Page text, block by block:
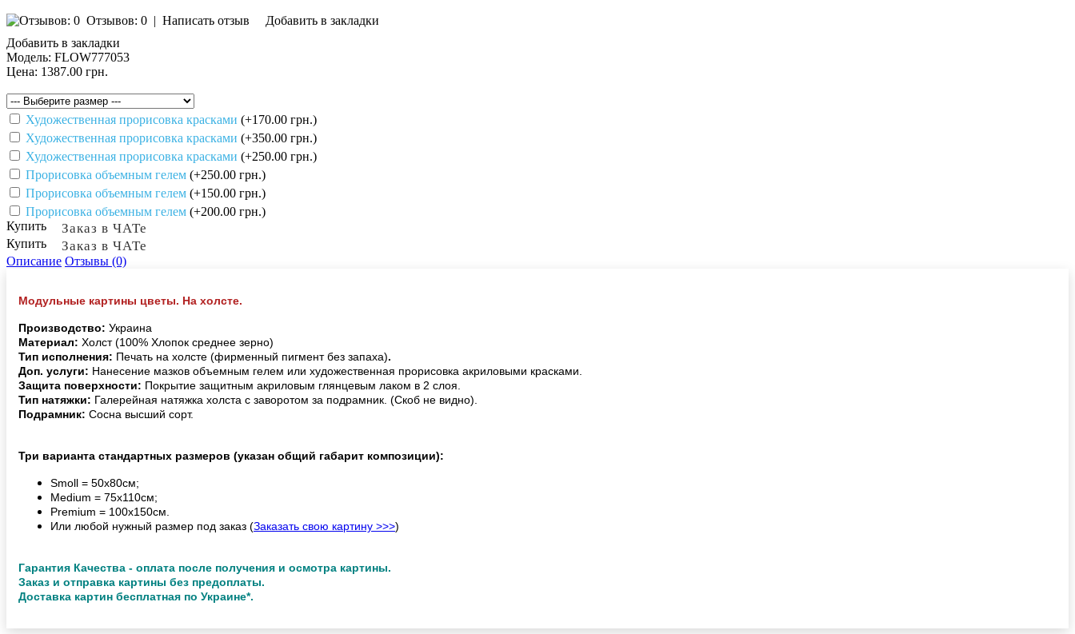
Отзывов: 0 | Написать отзыв
Добавить в закладки
Добавить в закладки
Модель: FLOW777053
Цена: 1387.00 грн.
Художественная прорисовка красками (+170.00 грн.)
Художественная прорисовка красками (+350.00 грн.)
Художественная прорисовка красками (+250.00 грн.)
Прорисовка объемным гелем (+250.00 грн.)
Прорисовка объемным гелем (+150.00 грн.)
Прорисовка объемным гелем (+200.00 грн.)
Купить
Заказ в ЧАТе
Купить Заказ в ЧАТе
Описание Отзывы (0)
Модульные картины цветы. На холсте.
Производство: Украина
Материал: Холст (100% Хлопок среднее зерно)
Тип исполнения: Печать на холсте (фирменный пигмент без запаха).
Доп. услуги: Нанесение мазков объемным гелем или художественная прорисовка акриловыми красками.
Защита поверхности: Покрытие защитным акриловым глянцевым лаком в 2 слоя.
Тип натяжки: Галерейная натяжка холста с заворотом за подрамник. (Скоб не видно).
Подрамник: Сосна высший сорт.
Три варианта стандартных размеров (указан общий габарит композиции):
Smoll = 50х80см;
Medium = 75х110см;
Premium = 100х150см.
Или любой нужный размер под заказ (Заказать свою картину >>>)
Гарантия Качества - оплата после получения и осмотра картины.
Заказ и отправка картины без предоплаты.
Доставка картин бесплатная по Украине*.